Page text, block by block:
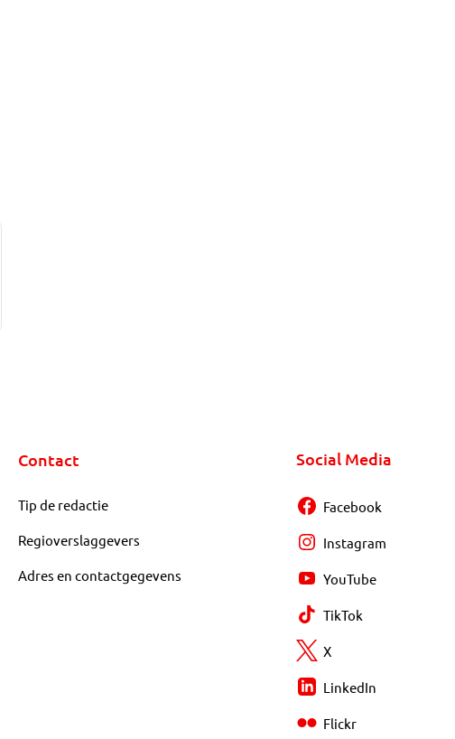
Contact
Tip de redactie
Regioverslaggevers
Adres en contactgegevens
Social Media
Facebook
Instagram
YouTube
TikTok
X
LinkedIn
Flickr